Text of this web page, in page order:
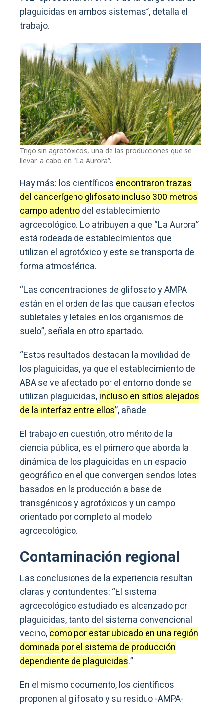
plaguicidas en ambos sistemas”, detalla el
trabajo.
Trigo sin agrotóxicos, una de las producciones que se
llevan a cabo en “La Aurora”.
Hay más: los científicos encontraron trazas
del cancerígeno glifosato incluso 300 metros
campo adentrodel establecimiento
agroecológico. Lo atribuyen a que “La Aurora”
está rodeada de establecimientos que
utilizan el agrotóxico y este se transporta de
forma atmosférica.
“Las concentraciones de glifosato y AMPA
están en el orden de las que causan efectos
subletales y letales en los organismos del
suelo”, señala en otro apartado.
“Estos resultados destacan la movilidad de
los plaguicidas, ya que el establecimiento de
ABA se ve afectado por el entorno donde se
utilizan plaguicidas,incluso en sitios alejados
de la interfaz entre ellos”, añade.
El trabajo en cuestión, otro mérito de la
ciencia pública, es el primero que aborda la
dinámica de los plaguicidas en un espacio
geográfico en el que convergen sendos lotes
basados en la producción a base de
transgénicos y agrotóxicos y un campo
orientado por completo al modelo
agroecológico.
Contaminación regional
Las conclusiones de la experiencia resultan
claras y contundentes: “El sistema
agroecológico estudiado es alcanzado por
plaguicidas, tanto del sistema convencional
vecino,como por estar ubicado en una región
dominada por el sistema de producción
dependiente de plaguicidas.”
En el mismo documento, los científicos
proponen al glifosato y su residuo -AMPA-